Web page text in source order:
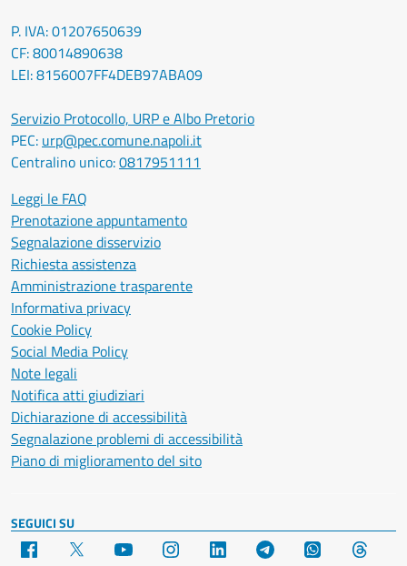
P. IVA: 01207650639
CF: 80014890638
LEI: 8156007FF4DEB97ABA09
Servizio Protocollo, URP e Albo Pretorio
PEC: urp@pec.comune.napoli.it
Centralino unico:0817951111
Leggi le FAQ
Prenotazione appuntamento
Segnalazione disservizio
Richiesta assistenza
Amministrazione trasparente
Informativa privacy
Cookie Policy
Social Media Policy
Note legali
Notifica atti giudiziari
Dichiarazione di accessibilità
Segnalazione problemi di accessibilità
Piano di miglioramento del sito
SEGUICI SU
Facebook YouTube Instagram LinkedIn Telegram WhatsApp